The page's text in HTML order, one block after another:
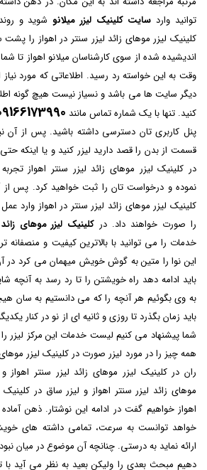
توانید وارد سایت کلینیک لیزر میلانو شوید و
کلینیک لیزر موهای زائد لیزر سنتر در اهواز را
اندیشیده شده از سوی کارشناسان میلانو اهواز تا شما
وقت به این خواسته رد رسید. اطلاعاتی که مورد
دیگر سایت ها می باشد و نسیاز نیست هیچ گونه
کنید. تنها با یک شماره تماس مانند
پنل کاربری تان دسترسی داشته باشید. پس از آن
قسمت از بدن را قصد دارید لیزر کنید و یا اینکه
در کلینیک لیزر موهای زائد لیزر سنتر اهواز
نموده و درخواست تان را ثبت خواهید کرد. پس
کلینیک لیزر موهای زائد لیزر سنتر در اهواز وارد
را صورت خواهند داد. در کلینیک لیزر موهای
خدمات را می توانید با بالاترین کیفیت و منصفانه
این نوا را متین به گوش خویش میهمان می کرد
باید ادامه دهد راه خویشتن را تا رد رسد به آنچه
به وی بگوئیم هر آنچه را که می دانستیم به سان
باید زمان بگذرد تا روزی و ثانیه ای از نو در کنار
شما پیشنهاد می کنیم لیست خدمات این مرکز لیزر را
همه چیز را در مورد لیزر صورت در کلینیک لیزر موهای
ران در کلینیک لیزر موهای زائد لیزر سنتر اهواز
موهای زائد لیزر سنتر اهواز و لیزر ساق در کلینیک
اهواز خواهیم گفت در ادامه این نوشتار. ذهن
خواهد توانست به سرعت، تمامی داشته های
ارائه نماید به درستی. چنانچه آن موضوع در میان
دهیم مبحث بعدی را ولیکن بعید به نظر می آید